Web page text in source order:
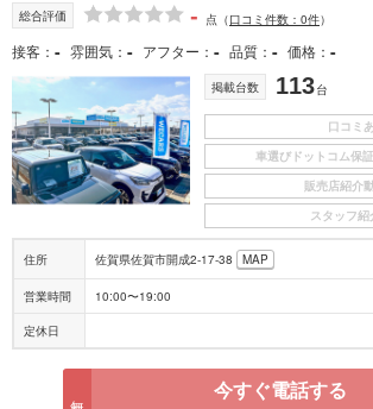
総合評価 - 点 （口コミ件数：0件）
接客 - 雰囲気 - アフター - 品質 - 価格 -
掲載台数 113台
口コミ
車選びドットコム保
販売店紹介
スタッフ紹
住所 佐賀県佐賀市開成2-17-38 MAP
営業時間 10:00〜19:00
定休日
今すぐ電話する